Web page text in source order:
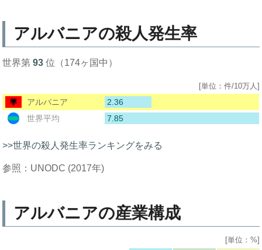
アルバニアの殺人発生率
世界第93 位（174ヶ国中）
[単位：件/10万人]
アルバニア
2.36
世界平均
7.85
>>世界の殺人発生率ランキングをみる
参照：UNODC (2017年)
アルバニアの産業構成
[単位：%]